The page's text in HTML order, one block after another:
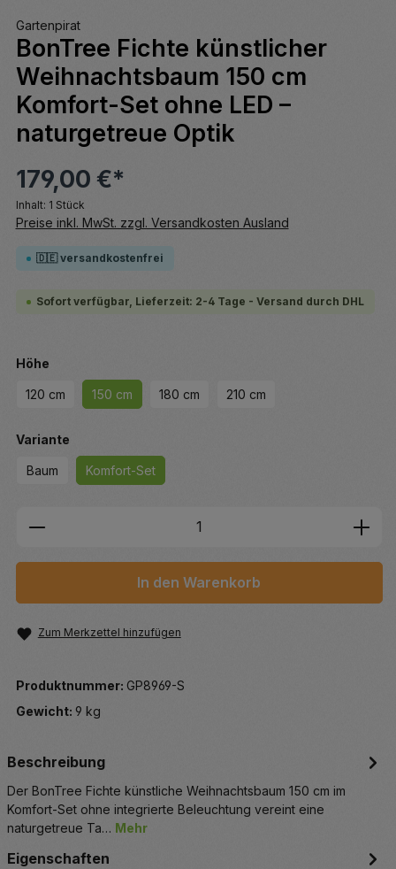
Gartenpirat
BonTree Fichte künstlicher
Weihnachtsbaum 150 cm
Komfort-Set ohne LED –
naturgetreue Optik
179,00 €*
Inhalt: 1 Stück
Preise inkl. MwSt. zzgl. Versandkosten Ausland
🇩🇪 versandkostenfrei
Sofort verfügbar, Lieferzeit: 2-4 Tage - Versand durch DHL
Höheauswählen
120 cm 150 cm 180 cm 210 cm
Varianteauswählen
Baum Komfort-Set
Produkt Anzahl: Gib den
In den Warenkorb
Zum Merkzettel hinzufügen
Produktnummer: GP8969-S
Gewicht: 9 kg
Beschreibung
Der BonTree Fichte künstliche Weihnachtsbaum 150 cm im
Komfort-Set ohne integrierte Beleuchtung vereint eine
naturgetreue Ta… Mehr
Eigenschaften